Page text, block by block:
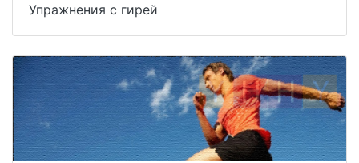
Упражнения с гирей